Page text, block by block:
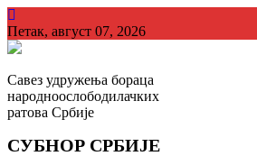
Skip
to
content
Петак, август 07, 2026
Савез удружења бораца
народноослободилачких
ратова Србије
СУБНОР СРБИЈЕ